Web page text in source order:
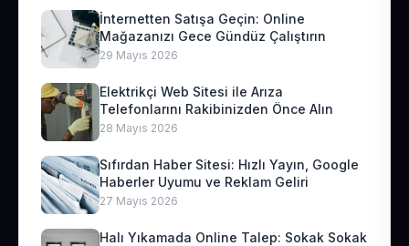
İnternetten Satışa Geçin: Online
Mağazanızı Gece Gündüz Çalıştırın
29 Mayıs 2026
Elektrikçi Web Sitesi ile Arıza
Telefonlarını Rakibinizden Önce Alın
28 Mayıs 2026
Sıfırdan Haber Sitesi: Hızlı Yayın, Google
Haberler Uyumu ve Reklam Geliri
27 Mayıs 2026
Halı Yıkamada Online Talep: Sokak Sokak